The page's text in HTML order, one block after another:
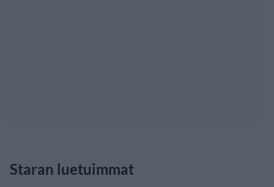
Staran luetuimmat